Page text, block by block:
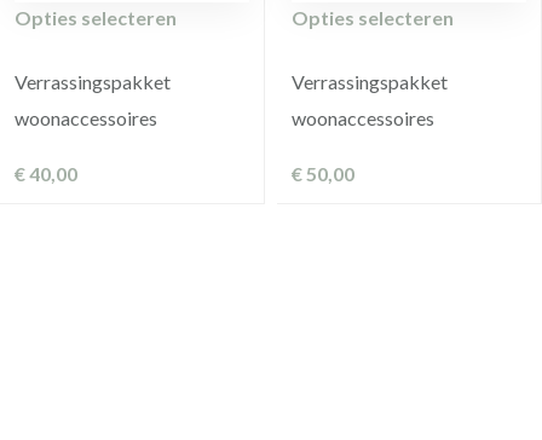
Opties selecteren
Verrassingspakket
woonaccessoires
€40,00
Opties selecteren
Verrassingspakket
woonaccessoires
€50,00